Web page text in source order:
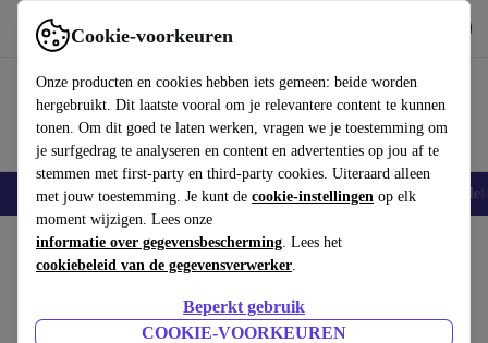
Cookie-voorkeuren
Onze producten en cookies hebben iets gemeen: beide worden
hergebruikt. Dit laatste vooral om je relevantere content te kunnen
tonen. Om dit goed te laten werken, vragen we je toestemming om
je surfgedrag te analyseren en content en advertenties op jou af te
stemmen met first-party en third-party cookies. Uiteraard alleen
met jouw toestemming. Je kunt de cookie-instellingen op elk
moment wijzigen. Lees onze
informatie over gegevensbescherming. Lees het
cookiebeleid van de gegevensverwerker.
Beperkt gebruik
COOKIE-VOORKEUREN
Gebruik refurbed snel en eenvoudig
Smartphones Laptops Tablets Smartwatches Accessoires
Home Producten Smartphones OnePlus Mobiele Telefoons
6 GB | 128 GB | Dual-SIM | mirror gray €145